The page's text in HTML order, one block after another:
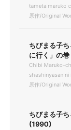
tameta maruko
原作/Original
ちびまる子
に行く」の
Chibi Maruko-
shashinyasan ni
原作/Original
ちびまる子
(1990)